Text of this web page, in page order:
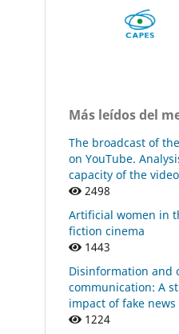
Más leídos del
The broadcast of
on YouTube.
capacity of the
2498
Artificial women in
fiction cinema
1443
Disinformation and
communication: A
impact of fake news
1224